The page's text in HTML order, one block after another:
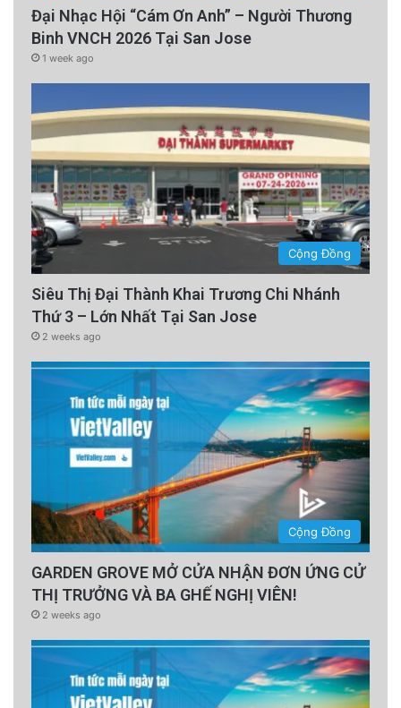
Đại Nhạc Hội “Cám Ơn Anh” – Người Thương
Binh VNCH 2026 Tại San Jose
1 week ago
Cộng Đồng
Siêu Thị Đại Thành Khai Trương Chi Nhánh
Thứ 3 – Lớn Nhất Tại San Jose
2 weeks ago
Cộng Đồng
GARDEN GROVE MỞ CỬA NHẬN ĐƠN ỨNG CỬ
THỊ TRƯỞNG VÀ BA GHẾ NGHỊ VIÊN!
2 weeks ago